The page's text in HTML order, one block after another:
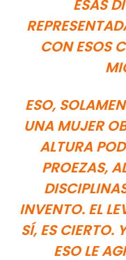
ESAS
CON ESOS
ESO,
UNA MUJER
ALTURA
PROEZAS,
INVENTO. EL
SÍ, ES CIERTO.
ESO LE